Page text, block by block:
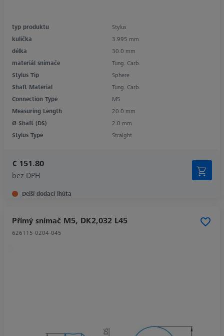
typ produktu
Stylus
kulička
3.995 mm
délka
30.0 mm
materiál snímače
Tung. Carb.
Stylus Tip
Sphere
Shaft Material
Tung. Carb.
Connection Type
M5
Measuring Length
20.0 mm
Ø Shaft (DS)
2.0 mm
Stylus Type
Straight
€ 151.80
bez DPH
Delší dodací lhůta
Přímý snímač M5, DK2,032 L45
626115-0204-045